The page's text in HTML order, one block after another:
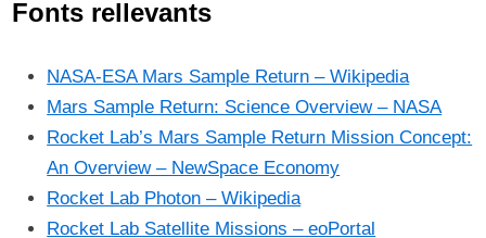
Fonts rellevants
NASA-ESA Mars Sample Return – Wikipedia
Mars Sample Return: Science Overview – NASA
Rocket Lab’s Mars Sample Return Mission Concept:
An Overview – NewSpace Economy
Rocket Lab Photon – Wikipedia
Rocket Lab Satellite Missions – eoPortal